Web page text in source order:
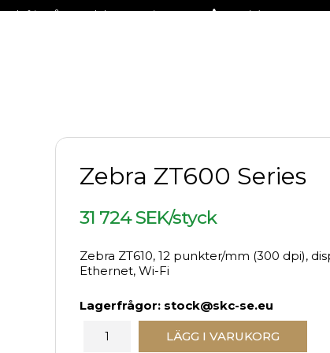
Fraktfritt på stora delar av sortimentet +46 (0)31-27 42 30
Zebra ZT600 Series
31 724 SEK/styck
Zebra ZT610, 12 punkter/mm (300 dpi),
Ethernet, Wi-Fi
Lagerfrågor: stock@skc-se.eu
LÄGG I VARUKORG